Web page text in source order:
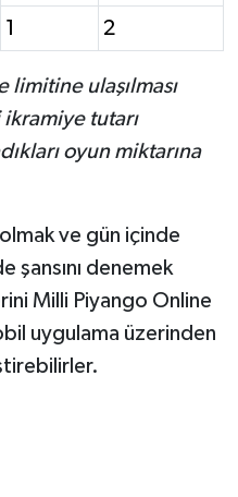
1 2
ulaşılması
tutarı
oyun miktarına
olmak ve gün içinde
şansını denemek
Milli Piyango Online
uygulama üzerinden